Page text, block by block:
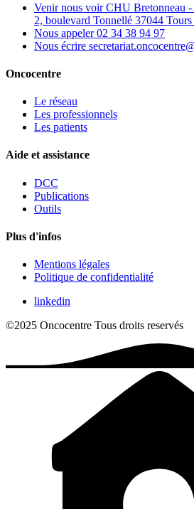
Venir nous voir CHU Bretonneau
2, boulevard Tonnellé 37044
Nous appeler 02 34 38 94 97
Nous écrire
Oncocentre
Le réseau
Les professionnels
Les patients
Aide et assistance
DCC
Publications
Outils
Plus d'infos
Mentions légales
Politique de confidentialité
linkedin
©2025 Oncocentre Tous droits reservés